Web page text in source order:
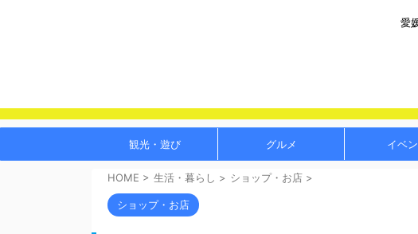
愛
観光・遊び グルメ イベ
HOME > 生活・暮らし > ショップ・お店 >
ショップ・お店